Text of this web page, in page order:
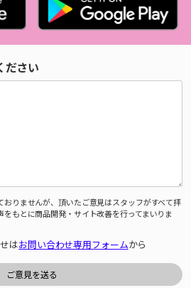
ださい
おりませんが、頂いたご意見はスタッフがすべて拝
をもとに商品開発・サイト改善を行ってまいりま
はお問い合わせ専用フォームから